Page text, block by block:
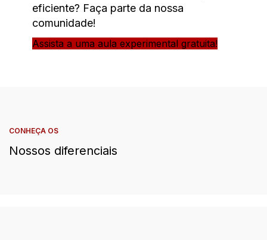
eficiente? Faça parte da nossa
comunidade!
Assista a uma aula experimental gratuita!
CONHEÇA OS
Nossos diferenciais